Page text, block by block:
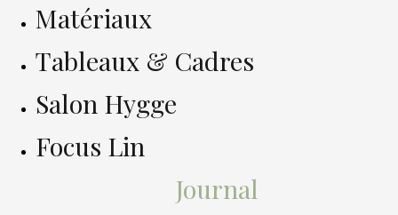
Matériaux
Tableaux & Cadres
Salon Hygge
Focus Lin
Journal